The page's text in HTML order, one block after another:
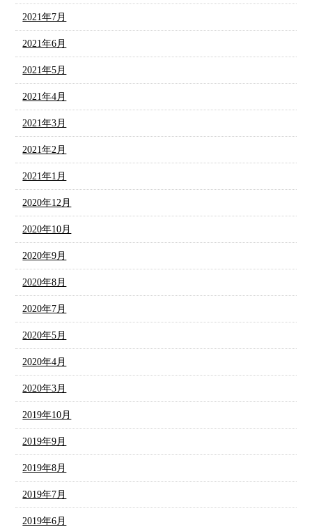
2021年7月
2021年6月
2021年5月
2021年4月
2021年3月
2021年2月
2021年1月
2020年12月
2020年10月
2020年9月
2020年8月
2020年7月
2020年5月
2020年4月
2020年3月
2019年10月
2019年9月
2019年8月
2019年7月
2019年6月